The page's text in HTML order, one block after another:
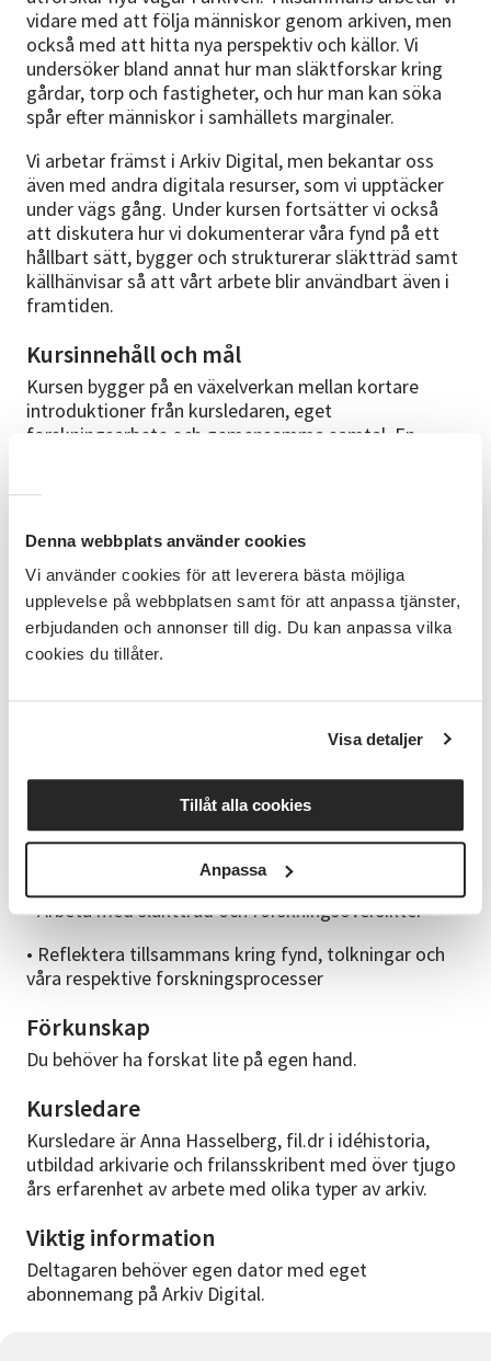
Denna webbplats använder cookies
Vi använder cookies för att leverera bästa möjliga
upplevelse på webbplatsen samt för att anpassa tjänster,
erbjudanden och annonser till dig. Du kan anpassa vilka
cookies du tillåter.
Visa detaljer
Tillåt alla cookies
Anpassa
vidare med att följa människor genom arkiven, men
också med att hitta nya perspektiv och källor. Vi
undersöker bland annat hur man släktforskar kring
gårdar, torp och fastigheter, och hur man kan söka
spår efter människor i samhällets marginaler.
Vi arbetar främst i Arkiv Digital, men bekantar oss
även med andra digitala resurser, som vi upptäcker
under vägs gång. Under kursen fortsätter vi också
att diskutera hur vi dokumenterar våra fynd på ett
hållbart sätt, bygger och strukturerar släktträd samt
källhänvisar så att vårt arbete blir användbart även i
framtiden.
Kursinnehåll och mål
Kursen bygger på en växelverkan mellan kortare
introduktioner från kursledaren, eget
forskningsarbete och gemensamma samtal. En
frågor som kan uppstå under forskningsarbetet.
Under kursen kommer vi bland annat att:
• Fördjupa våra kunskaper om det rika material som
finns i domstolarnas arkiv
• Söka efter människor i samhällets marginaler
• Bekanta oss med kompletterande arkiv och
• Utveckla metoder för dokumentation och
• Arbeta med släktträd och forskningsöversikter
• Reflektera tillsammans kring fynd, tolkningar och
våra respektive forskningsprocesser
Förkunskap
Du behöver ha forskat lite på egen hand.
Kursledare
Kursledare är Anna Hasselberg, fil.dr i idéhistoria,
utbildad arkivarie och frilansskribent med över tjugo
års erfarenhet av arbete med olika typer av arkiv.
Viktig information
Deltagaren behöver egen dator med eget
abonnemang på Arkiv Digital.